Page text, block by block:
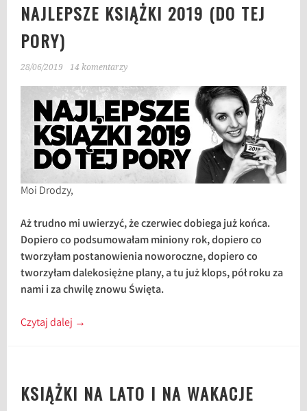
NAJLEPSZE KSIĄŻKI 2019 (DO TEJ
PORY)
28/06/2019 14 komentarzy
Moi Drodzy,
Aż trudno mi uwierzyć, że czerwiec dobiega już końca.
Dopiero co podsumowałam miniony rok, dopiero co
tworzyłam postanowienia noworoczne, dopiero co
tworzyłam dalekosiężne plany, a tu już klops, pół roku za
nami i za chwilę znowu Święta.
Czytaj dalej →
KSIĄŻKI NA LATO I NA WAKACJE